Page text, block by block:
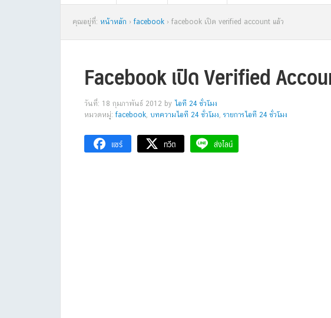
คุณอยู่ที่: หน้าหลัก ›facebook › facebook เปิด verified account แล้ว
Facebook เปิด Verified
วันที่: 18 กุมภาพันธ์ 2012 by ไอที 24 ชั่วโมง
หมวดหมู่:facebook, บทความไอที 24 ชั่วโมง, รายการไอที 24 ชั่วโมง
แชร์ ทวีต ส่งไลน์